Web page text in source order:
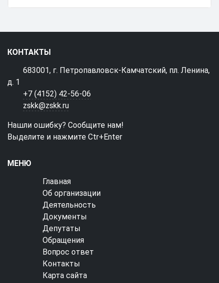
КОНТАКТЫ
683001, г. Петропавловск-Камчатский, пл. Ленина,
д. 1
+7 (4152) 42-56-06
zskk@zskk.ru
Нашли ошибку? Сообщите нам!
Выделите и нажмите Ctr+Enter
МЕНЮ
Главная
Об организации
Деятельность
Документы
Депутаты
Обращения
Вопрос ответ
Контакты
Карта сайта